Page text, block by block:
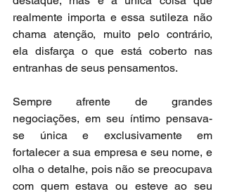
realmente importa e essa sutileza não
chama atenção, muito pelo contrário,
ela disfarça o que está coberto nas
entranhas de seus pensamentos.
Sempre afrente de grandes
negociações, em seu íntimo pensava-
se única e exclusivamente em
fortalecer a sua empresa e seu nome, e
olha o detalhe, pois não se preocupava
com quem estava ou esteve ao seu